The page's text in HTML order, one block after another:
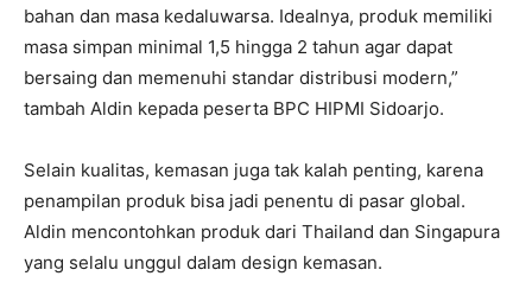
bahan dan masa kedaluwarsa. Idealnya, produk memiliki
masa simpan minimal 1,5 hingga 2 tahun agar dapat
bersaing dan memenuhi standar distribusi modern,”
tambah Aldin kepada peserta BPC HIPMI Sidoarjo.
Selain kualitas, kemasan juga tak kalah penting, karena
penampilan produk bisa jadi penentu di pasar global.
Aldin mencontohkan produk dari Thailand dan Singapura
yang selalu unggul dalam design kemasan.